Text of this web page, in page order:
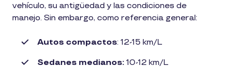
vehículo, su antigüedad y las condiciones de
manejo. Sin embargo, como referencia general:
Autos compactos: 12-15 km/L
Sedanes medianos: 10-12 km/L